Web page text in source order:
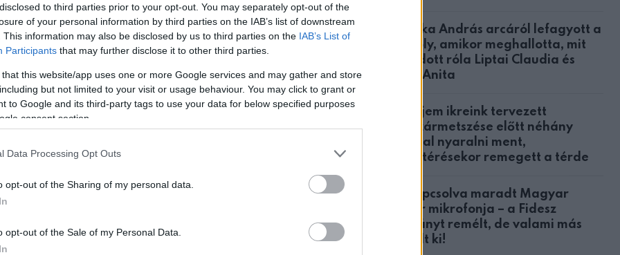
to third parties prior to your opt-out. You may separately opt-out of the
of your personal information by third parties on the IAB’s list of downstream
This information may also be disclosed by us to third parties on the IAB’s List of
Participants that may further disclose it to other third parties.
that this website/app uses one or more Google services and may gather and store
but not limited to your visit or usage behaviour. You may click to grant or
to Google and its third-party tags to use your data for below specified purposes
consent section.
Data Processing Opt Outs
opt-out of the Sharing of my personal data.
opt-out of the Sale of my Personal Data.
éves kis Pannikára..
Ilic holttestét megtalálták egy illegális szeméttelepen.
vádolnak. A hírt Aleksandar Vucic szerb elnök
hangsúlyozta, hogy a két férfi beismerte tettét.
Csonka András arcáról lefagyott a
mosoly, amikor meghallotta, mit
mondott róla Liptai Claudia és
Ábel Anita
A férjem ikreink tervezett
császármetszése előtt néhány
nappal nyaralni ment,
hazatérésekor remegett a térde
Bekapcsolva maradt Magyar
Péter mikrofonja – a Fidesz
botrányt remélt, de valami más
derült ki!